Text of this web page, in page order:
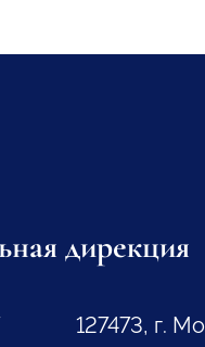
дирекция
127473, г.